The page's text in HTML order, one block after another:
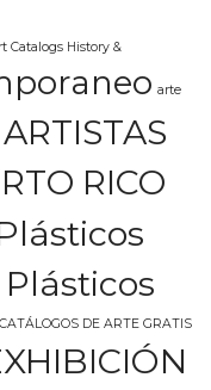
Catalogs History &
arte
ARTISTAS
RICO
CATÁLOGOS DE ARTE GRATIS